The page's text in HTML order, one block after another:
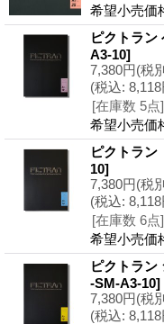
希望小売価
ピクトラン
A3-10]
7,380円(税
(税込: 8,118
[在庫数 5点]
希望小売価
ピクトラン
10]
7,380円(税
(税込: 8,118
[在庫数 6点]
希望小売価
ピクトラン
-SM-A3-10]
7,380円(税
(税込: 8,118